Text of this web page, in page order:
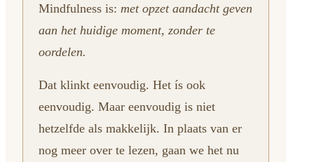
Mindfulness is: met opzet aandacht geven
aan het huidige moment, zonder te
oordelen.
Dat klinkt eenvoudig. Het ís ook
eenvoudig. Maar eenvoudig is niet
hetzelfde als makkelijk. In plaats van er
nog meer over te lezen, gaan we het nu